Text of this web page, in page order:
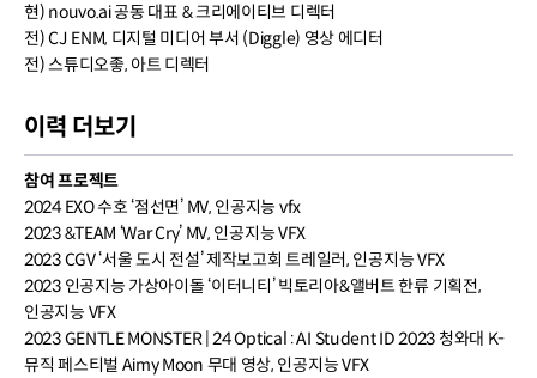
현) nouvo.ai 공동 대표 & 크리에이티브 디렉터
전) CJ ENM, 디지털 미디어 부서 (Diggle) 영상 에디터
전) 스튜디오좋, 아트 디렉터
이력 더보기
참여 프로젝트
2024 EXO 수호 ‘점선면’ MV, 인공지능 vfx
2023 &TEAM ‘War Cry’ MV, 인공지능 VFX
2023 CGV ‘서울 도시 전설’ 제작보고회 트레일러, 인공지능 VFX
2023 인공지능 가상아이돌 ‘이터니티’ 빅토리아&앨버트 한류 기획전,
인공지능 VFX
2023 GENTLE MONSTER | 24 Optical : AI Student ID 2023 청와대 K-
뮤직 페스티벌 Aimy Moon 무대 영상, 인공지능 VFX